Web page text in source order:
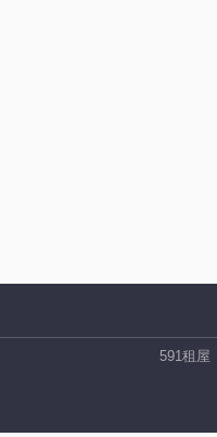
591租屋